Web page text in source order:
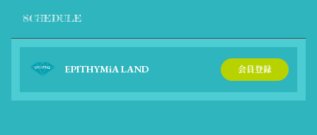
0
1ヶ月前
I need to hear REIKUN screaming "MY BIRTHDAY IS JULY 8T
SCHEDULE
EPITHYMiA LAND 会員登録